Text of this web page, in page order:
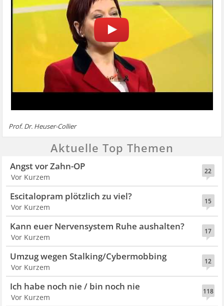
Prof. Dr. Heuser-Collier
Aktuelle Top Themen
22
Angst vor Zahn-OP
Vor Kurzem
15
Escitalopram plötzlich zu viel?
Vor Kurzem
17
Kann euer Nervensystem Ruhe aushalten?
Vor Kurzem
12
Umzug wegen Stalking/Cybermobbing
Vor Kurzem
118
Ich habe noch nie / bin noch nie
Vor Kurzem